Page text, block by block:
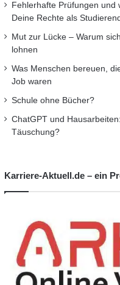
Fehlerhafte Prüfungen und
Deine Rechte als
Mut zur Lücke – Warum
lohnen
Was Menschen bereuen,
Job waren
Schule ohne Bücher?
ChatGPT und
Täuschung?
Karriere-Aktuell.de – ein